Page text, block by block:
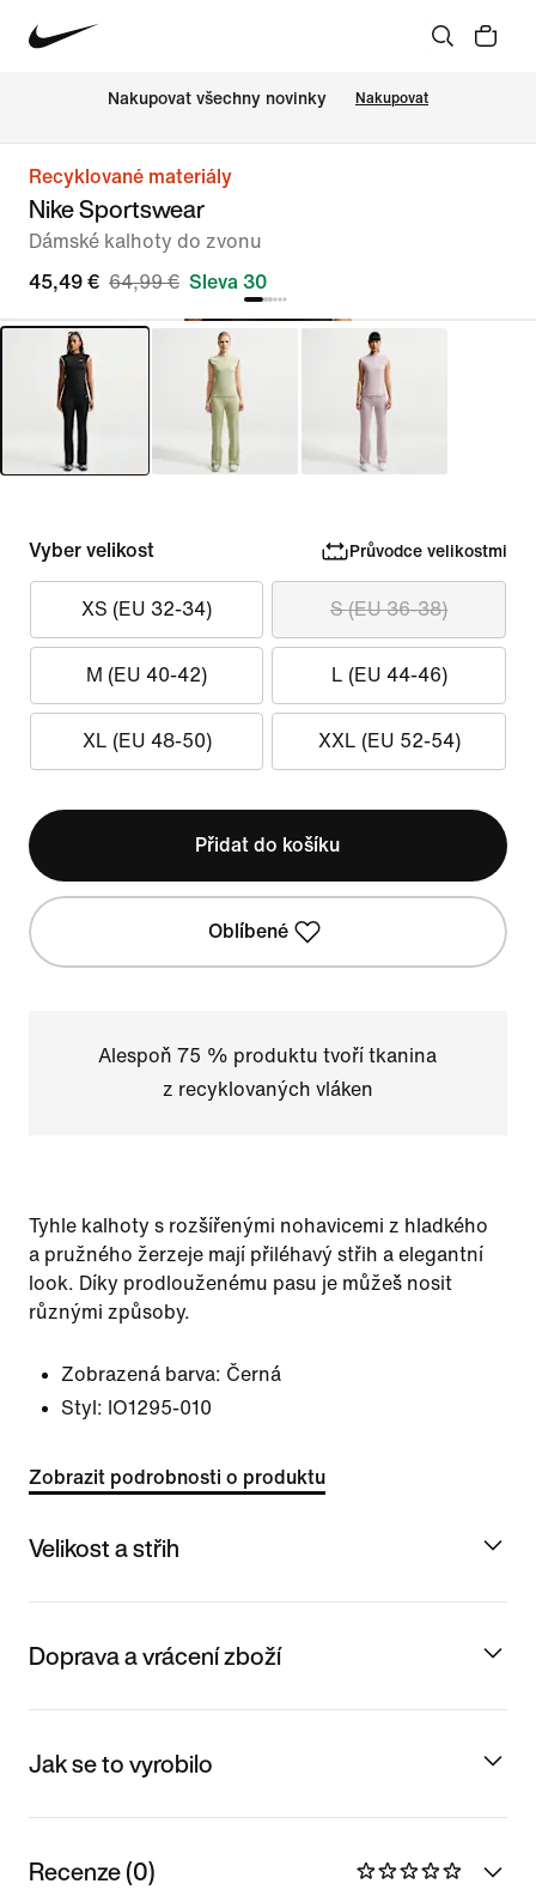
Nakupovat všechny novinky Nakupovat
Recyklované materiály
Nike Sportswear
Dámské kalhoty do zvonu
45,49 € 64,99 € Sleva 30
Vyber velikost Průvodce velikostmi
XS (EU 32-34) S (EU 36-38)
M (EU 40-42) L (EU 44-46)
XL (EU 48-50) XXL (EU 52-54)
Přidat do košíku
Oblíbené
Alespoň 75 % produktu tvoří tkanina
z recyklovaných vláken
Tyhle kalhoty s rozšířenými nohavicemi z hladkého
a pružného žerzeje mají přiléhavý střih a elegantní
look. Díky prodlouženému pasu je můžeš nosit
různými způsoby.
Zobrazená barva: Černá
Styl: IO1295-010
Zobrazit podrobnosti o produktu
Velikost a střih
Doprava a vrácení zboží
Jak se to vyrobilo
Recenze (0)